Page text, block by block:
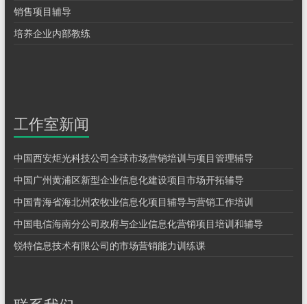
销售项目辅导
培养企业内部教练
工作室新闻
中国西安炬光科技公司全球市场营销培训与项目管理辅导
中国广州黄浦区新型企业信息化建设项目市场开拓辅导
中国青海省海北州农牧业信息化项目辅导与营销工作培训
中国电信海南分公司政府与企业信息化营销项目培训和辅导
锐特信息技术有限公司的市场营销能力训练课